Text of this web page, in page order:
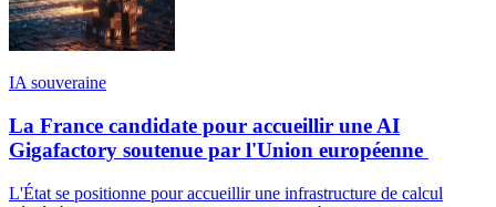
IA souveraine
La France candidate pour accueillir une AI
Gigafactory soutenue par l'Union européenne
L'État se positionne pour accueillir une infrastructure de calcul